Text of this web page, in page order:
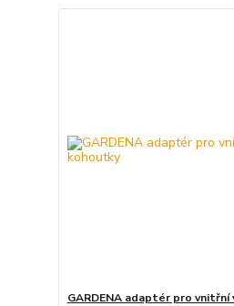
GARDENA adaptér pro vnitřní